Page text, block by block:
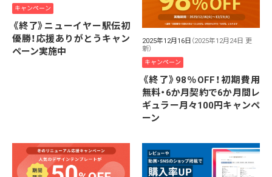
キャンペーン
《終了》ニューイヤー駅伝初
優勝！応援ありがとうキャン
ペーン実施中
2025年12月16日 （2025年12月24日 更
新）
キャンペーン
《終了》98％OFF！初期費用
無料・6か月契約で6か月間レ
ギュラー月々100円キャンペ
ーン